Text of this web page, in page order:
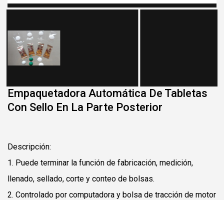
Empaquetadora Automática De Tabletas
Con Sello En La Parte Posterior
Descripción:
1. Puede terminar la función de fabricación, medición,
llenado, sellado, corte y conteo de bolsas.
2. Controlado por computadora y bolsa de tracción de motor